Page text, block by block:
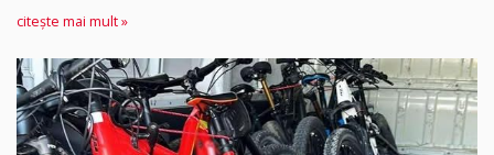
citește mai mult »